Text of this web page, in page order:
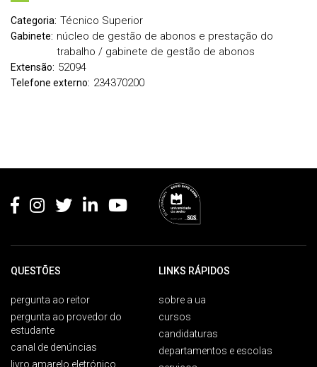
Categoria: Técnico Superior
Gabinete: núcleo de gestão de abonos e prestação do
trabalho / gabinete de gestão de abonos
Extensão: 52094
Telefone externo: 234370200
QUESTÕES
pergunta ao reitor
pergunta ao provedor do
estudante
canal de denúncias
livro amarelo eletrónico
LINKS RÁPIDOS
sobre a ua
cursos
candidaturas
departamentos e escolas